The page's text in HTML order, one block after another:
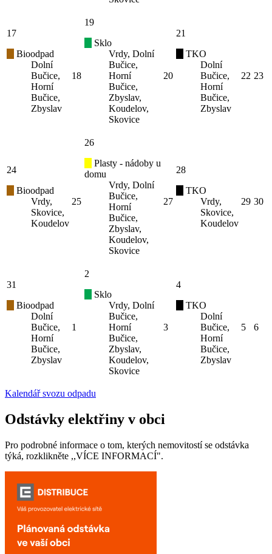
17
Bioodpad
Dolní
Bučice,
Horní
Bučice,
Zbyslav
18
19
Sklo
Vrdy, Dolní
Bučice,
Horní
Bučice,
Zbyslav,
Koudelov,
Skovice
20
21
TKO
Dolní
Bučice,
Horní
Bučice,
Zbyslav
22 23
24
Bioodpad
Vrdy,
Skovice,
Koudelov
25
26
Plasty - nádoby u
domu
Vrdy, Dolní
Bučice,
Horní
Bučice,
Zbyslav,
Koudelov,
Skovice
27
28
TKO
Vrdy,
Skovice,
Koudelov
29 30
31
Bioodpad
Dolní
Bučice,
Horní
Bučice,
Zbyslav
1
2
Sklo
Vrdy, Dolní
Bučice,
Horní
Bučice,
Zbyslav,
Koudelov,
Skovice
3
4
TKO
Dolní
Bučice,
Horní
Bučice,
Zbyslav
5 6
Kalendář svozu odpadu
Odstávky elektřiny v obci
Pro podrobné informace o tom, kterých nemovitostí se odstávka
týká, rozklikněte ,,VÍCE INFORMACÍ".